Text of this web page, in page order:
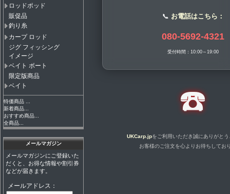
ロッドポッド
販促品
釣り糸
カープ ロッド
ジグ フィッシング
イメージ
ベイト ボート
限定版商品
ベイト
特価商品 ...
新着商品...
おすすめ商品...
全商品...
メールマガジン
メールマガジンにご登録いた
だくと、お得な情報や割引券
などが届きます。
メールアドレス：
📞 お電話はこちら：
080-5692-4321
受付時間：10:00～19:00
☎️
UKCarp.jpをご利用いただき誠にありがと
お客様のご注文を心よりお待ちしてお